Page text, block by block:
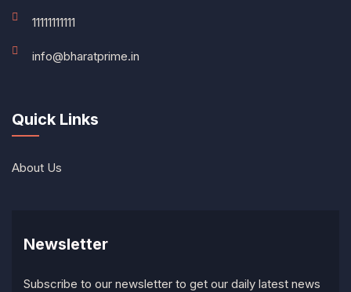
11111111111
info@bharatprime.in
Quick Links
About Us
Newsletter
Subscribe to our newsletter to get our daily latest news